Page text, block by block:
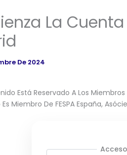
La
De 2024
Está Reservado A Los
Miembro De FESPA España,